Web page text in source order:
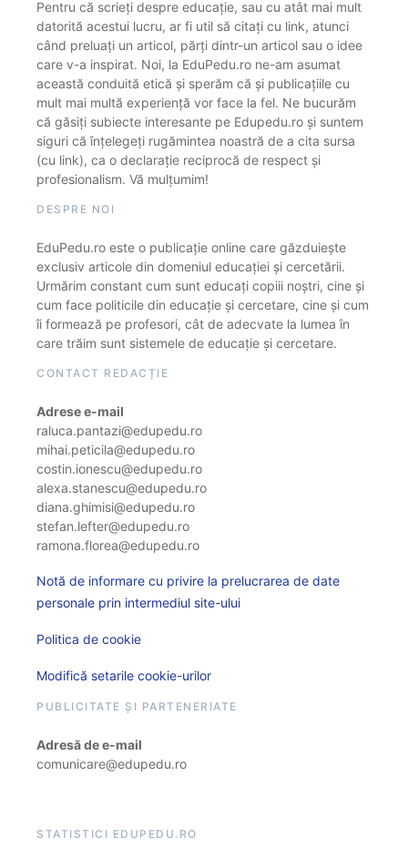
Pentru că scrieți despre educație, sau cu atât mai mult
datorită acestui lucru, ar fi util să citați cu link, atunci
când preluați un articol, părți dintr-un articol sau o idee
care v-a inspirat. Noi, la EduPedu.ro ne-am asumat
această conduită etică și sperăm că și publicațiile cu
mult mai multă experiență vor face la fel. Ne bucurăm
că găsiți subiecte interesante pe Edupedu.ro și suntem
siguri că înțelegeți rugămintea noastră de a cita sursa
(cu link), ca o declarație reciprocă de respect și
profesionalism. Vă mulțumim!
DESPRE NOI
EduPedu.ro este o publicație online care găzduiește
exclusiv articole din domeniul educației și cercetării.
Urmărim constant cum sunt educați copiii noștri, cine și
cum face politicile din educație și cercetare, cine și cum
îi formează pe profesori, cât de adecvate la lumea în
care trăim sunt sistemele de educație și cercetare.
CONTACT REDACȚIE
Adrese e-mail
raluca.pantazi@edupedu.ro
mihai.peticila@edupedu.ro
costin.ionescu@edupedu.ro
alexa.stanescu@edupedu.ro
diana.ghimisi@edupedu.ro
stefan.lefter@edupedu.ro
ramona.florea@edupedu.ro
Notă de informare cu privire la prelucrarea de date
personale prin intermediul site-ului
Politica de cookie
Modifică setarile cookie-urilor
PUBLICITATE ȘI PARTENERIATE
Adresă de e-mail
comunicare@edupedu.ro
STATISTICI EDUPEDU.RO